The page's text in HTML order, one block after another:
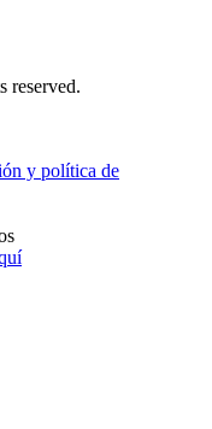
reserved.
y política de